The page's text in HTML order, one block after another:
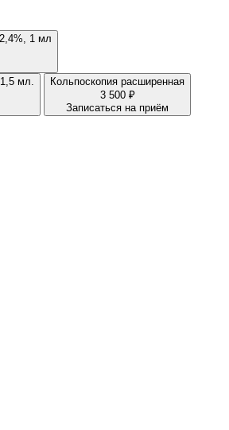
Введение препарата Repart G Deep 2,4%, 1 мл
Интимная биоревитализация препаратом Repart G DELICALE, 1,5 мл.
Кольпоскопия расширенная
3 500 ₽
Записаться на приём